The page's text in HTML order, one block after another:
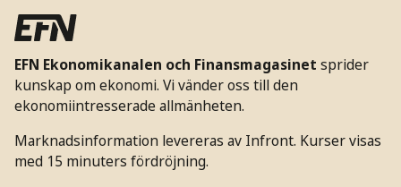
EFN Ekonomikanalen och Finansmagasinet sprider
kunskap om ekonomi. Vi vänder oss till den
ekonomiintresserade allmänheten.
Marknadsinformation levereras av Infront. Kurser visas
med 15 minuters fördröjning.